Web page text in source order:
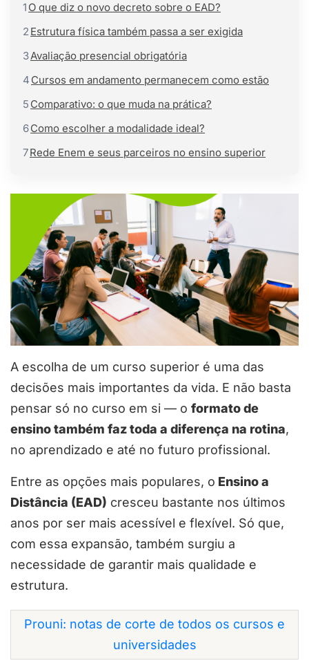
1 O que diz o novo decreto sobre o EAD?
2 Estrutura física também passa a ser exigida
3Avaliação presencial obrigatória
4 Cursos em andamento permanecem como estão
5 Comparativo: o que muda na prática?
6Como escolher a modalidade ideal?
7Rede Enem e seus parceiros no ensino superior
A escolha de um curso superior é uma das
decisões mais importantes da vida. E não basta
pensar só no curso em si — o formato de
ensino também faz toda a diferença na rotina,
no aprendizado e até no futuro profissional.
Entre as opções mais populares, o Ensino a
Distância (EAD) cresceu bastante nos últimos
anos por ser mais acessível e flexível. Só que,
com essa expansão, também surgiu a
necessidade de garantir mais qualidade e
estrutura.
Prouni: notas de corte de todos os cursos e
universidades